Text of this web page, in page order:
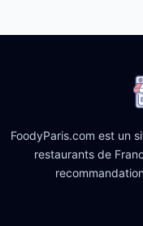
FoodyParis.com est un
restaurants de